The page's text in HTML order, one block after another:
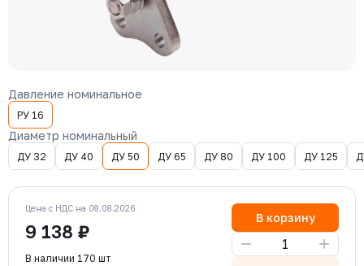
Давление номинальное
РУ 16
Диаметр номинальный
ДУ 32 ДУ 40 ДУ 50 ДУ 65 ДУ 80 ДУ 100 ДУ 125
Цена с НДС на 08.08.2026
9 138 ₽
В наличии 170 шт
В корзину
− +